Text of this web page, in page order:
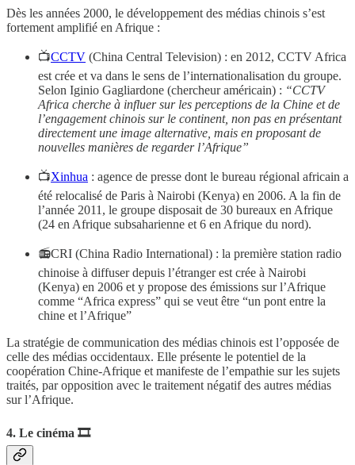
Dès les années 2000, le développement des médias chinois s’est
fortement amplifié en Afrique :
📺CCTV (China Central Television) : en 2012, CCTV Africa
est crée et va dans le sens de l’internationalisation du groupe.
Selon Iginio Gagliardone (chercheur américain) : “CCTV
Africa cherche à influer sur les perceptions de la Chine et de
l’engagement chinois sur le continent, non pas en présentant
directement une image alternative, mais en proposant de
nouvelles manières de regarder l’Afrique”
📺Xinhua : agence de presse dont le bureau régional africain a
été relocalisé de Paris à Nairobi (Kenya) en 2006. A la fin de
l’année 2011, le groupe disposait de 30 bureaux en Afrique
(24 en Afrique subsaharienne et 6 en Afrique du nord).
📻CRI (China Radio International) : la première station radio
chinoise à diffuser depuis l’étranger est crée à Nairobi
(Kenya) en 2006 et y propose des émissions sur l’Afrique
comme “Africa express” qui se veut être “un pont entre la
chine et l’Afrique”
La stratégie de communication des médias chinois est l’opposée de
celle des médias occidentaux. Elle présente le potentiel de la
coopération Chine-Afrique et manifeste de l’empathie sur les sujets
traités, par opposition avec le traitement négatif des autres médias
sur l’Afrique.
4. Le cinéma 🎞